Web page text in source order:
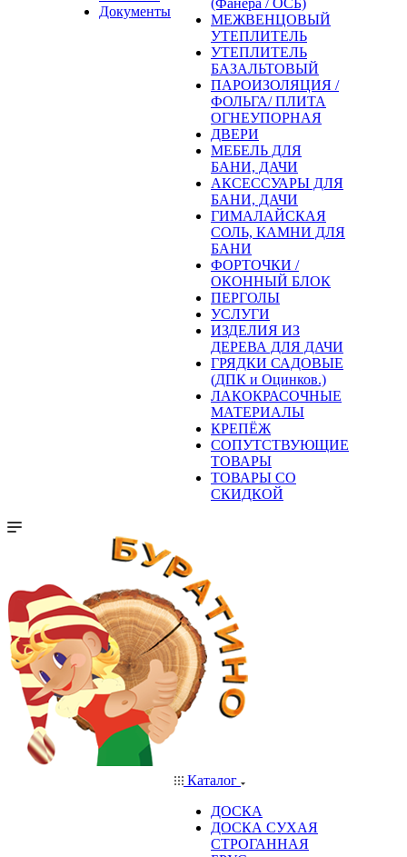
Документы
(Фанера / ОСБ)
МЕЖВЕНЦОВЫЙ
УТЕПЛИТЕЛЬ
УТЕПЛИТЕЛЬ
БАЗАЛЬТОВЫЙ
ПАРОИЗОЛЯЦИЯ /
ФОЛЬГА/ ПЛИТА
ОГНЕУПОРНАЯ
ДВЕРИ
МЕБЕЛЬ ДЛЯ
БАНИ, ДАЧИ
АКСЕССУАРЫ ДЛЯ
БАНИ, ДАЧИ
ГИМАЛАЙСКАЯ
СОЛЬ, КАМНИ ДЛЯ
БАНИ
ФОРТОЧКИ /
ОКОННЫЙ БЛОК
ПЕРГОЛЫ
УСЛУГИ
ИЗДЕЛИЯ ИЗ
ДЕРЕВА ДЛЯ ДАЧИ
ГРЯДКИ САДОВЫЕ
(ДПК и Оцинков.)
ЛАКОКРАСОЧНЫЕ
МАТЕРИАЛЫ
КРЕПЁЖ
СОПУТСТВУЮЩИЕ
ТОВАРЫ
ТОВАРЫ СО
СКИДКОЙ
Каталог
ДОСКА
ДОСКА СУХАЯ
СТРОГАННАЯ